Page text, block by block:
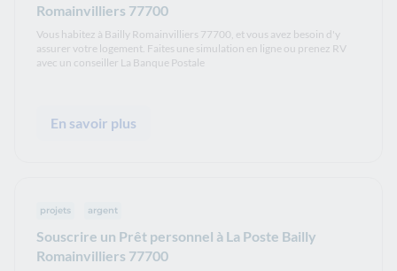
Romainvilliers 77700
Vous habitez à Bailly Romainvilliers 77700, et vous avez besoin d'y
assurer votre logement. Faites une simulation en ligne ou prenez RV
avec un conseiller La Banque Postale
En savoir plus
Souscrire un Prêt personnel à La Poste Bailly
Romainvilliers 77700
projets argent